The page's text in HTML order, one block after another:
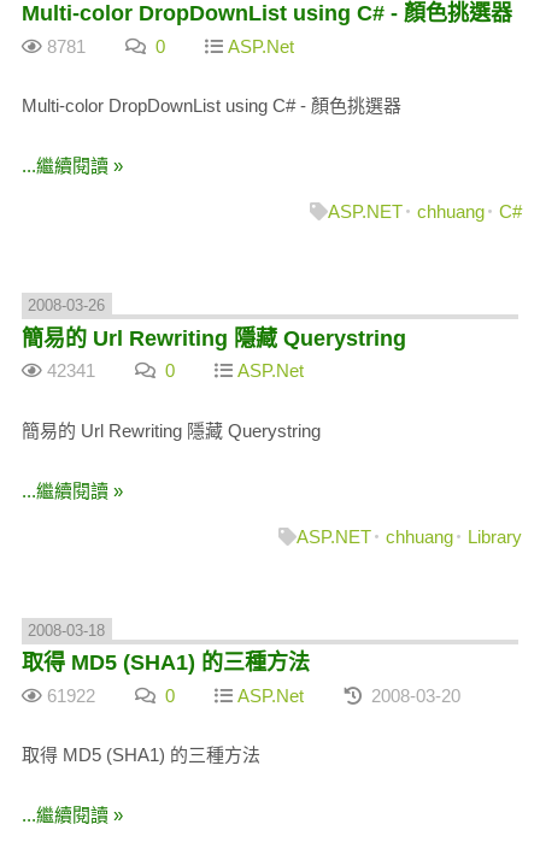
Multi-color DropDownList using C# - 顏色挑選器
8781 0 ASP.Net
Multi-color DropDownList using C# - 顏色挑選器
...繼續閱讀 »
ASP.NET chhuang C#
2008-03-26
簡易的 Url Rewriting 隱藏 Querystring
42341 0 ASP.Net
簡易的 Url Rewriting 隱藏 Querystring
...繼續閱讀 »
ASP.NET chhuang Library
2008-03-18
取得 MD5 (SHA1) 的三種方法
61922 0 ASP.Net 2008-03-20
取得 MD5 (SHA1) 的三種方法
...繼續閱讀 »